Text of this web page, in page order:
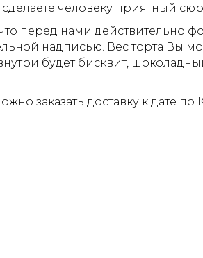
человеку приятный
перед нами действительно
надписью. Вес торта Вы
внутри будет бисквит,
заказать доставку к дате